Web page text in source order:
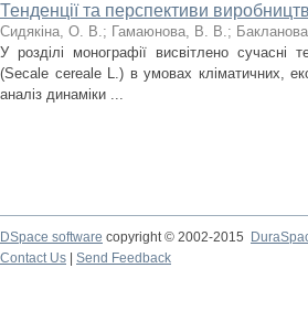
Тенденції та перспективи
Сидякіна, О. В.; Гамаюнова, В. В.;
У розділі монографії висвітлено сучасні
(Secale cereale L.) в умовах кліматичних,
аналіз динаміки ...
DSpace software copyright © 2002-2015
Contact Us
Send Feedback